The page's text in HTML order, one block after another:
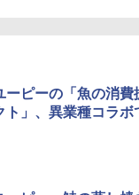
￥3,248
ジ 石窯ドーム ER-
0℃ 1段調理 フラット
ジ 赤外線センサー ノ
ーピーの「魚の消費
ト」、異業種コラボ